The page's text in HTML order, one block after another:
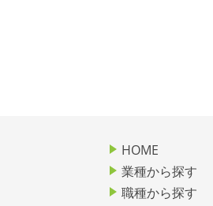
HOME
業種から探す
職種から探す